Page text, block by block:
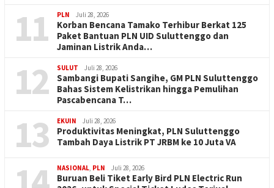
11 PLN Juli 28, 2026
Korban Bencana Tamako Terhibur Berkat 125
Paket Bantuan PLN UID Suluttenggo dan
Jaminan Listrik Anda…
12 SULUT Juli 28, 2026
Sambangi Bupati Sangihe, GM PLN Suluttenggo
Bahas Sistem Kelistrikan hingga Pemulihan
Pascabencana T…
13 EKUIN Juli 28, 2026
Produktivitas Meningkat, PLN Suluttenggo
Tambah Daya Listrik PT JRBM ke 10 Juta VA
NASIONAL PLN Juli 28, 2026
Buruan Beli Tiket Early Bird PLN Electric Run